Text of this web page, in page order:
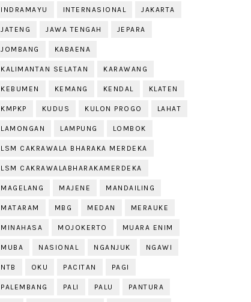
INDRAMAYU INTERNASIONAL JAKARTA
JATENG JAWA TENGAH JEPARA
JOMBANG KABAENA
KALIMANTAN SELATAN KARAWANG
KEBUMEN KEMANG KENDAL KLATEN
KMPKP KUDUS KULON PROGO LAHAT
LAMONGAN LAMPUNG LOMBOK
LSM CAKRAWALA BHARAKA MERDEKA
LSM CAKRAWALABHARAKAMERDEKA
MAGELANG MAJENE MANDAILING
MATARAM MBG MEDAN MERAUKE
MINAHASA MOJOKERTO MUARA ENIM
MUBA NASIONAL NGANJUK NGAWI
NTB OKU PACITAN PAGI
PALEMBANG PALI PALU PANTURA